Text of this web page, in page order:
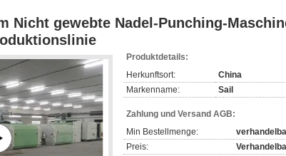
Nicht gewebte Nadel-Punching-
Produktdetails:
Herkunftsort:
China
Markenname:
Sail
Zahlung und Versand AGB:
Min Bestellmenge:
Preis: